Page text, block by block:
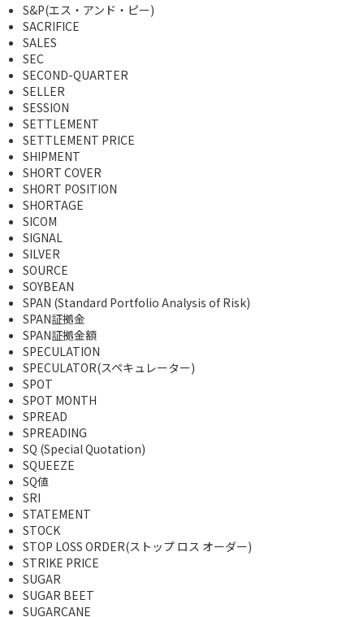
S&P(エス・アンド・ピー)
SACRIFICE
SALES
SEC
SECOND-QUARTER
SELLER
SESSION
SETTLEMENT
SETTLEMENT PRICE
SHIPMENT
SHORT COVER
SHORT POSITION
SHORTAGE
SICOM
SIGNAL
SILVER
SOURCE
SOYBEAN
SPAN (Standard Portfolio Analysis of Risk)
SPAN証拠金
SPAN証拠金額
SPECULATION
SPECULATOR(スペキュレーター)
SPOT
SPOT MONTH
SPREAD
SPREADING
SQ (Special Quotation)
SQUEEZE
SQ値
SRI
STATEMENT
STOCK
STOP LOSS ORDER(ストップ ロス オーダー)
STRIKE PRICE
SUGAR
SUGAR BEET
SUGARCANE